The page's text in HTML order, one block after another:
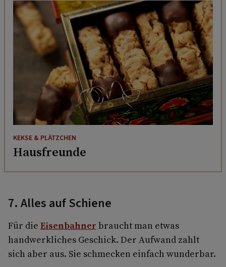
KEKSE & PLÄTZCHEN
Hausfreunde
7. Alles auf Schiene
Für die Eisenbahner braucht man etwas
handwerkliches Geschick. Der Aufwand zahlt
sich aber aus. Sie schmecken einfach wunderbar.